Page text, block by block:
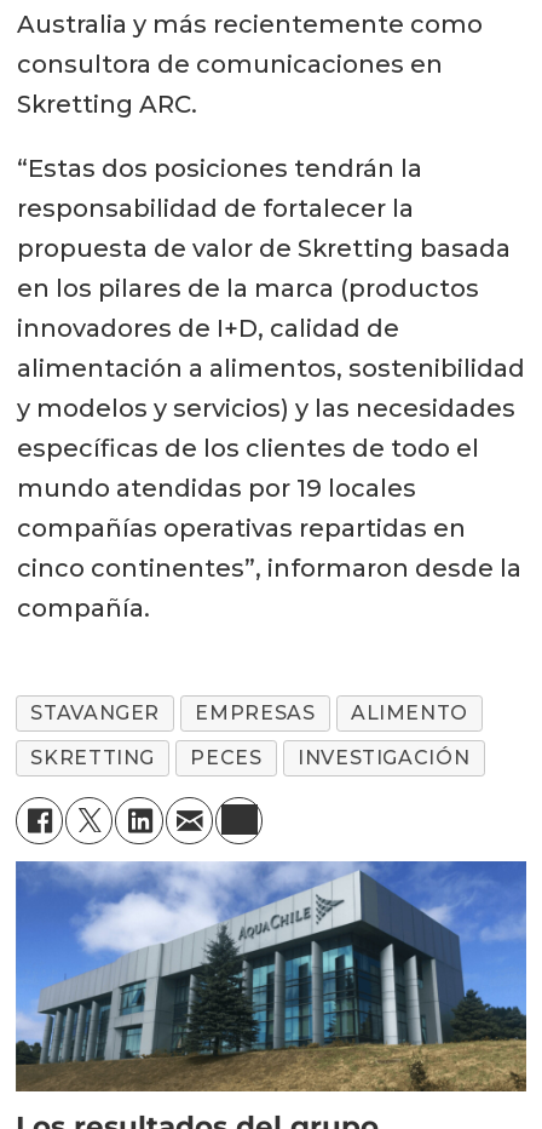
Australia y más recientemente como
consultora de comunicaciones en
Skretting ARC.
“Estas dos posiciones tendrán la
responsabilidad de fortalecer la
propuesta de valor de Skretting basada
en los pilares de la marca (productos
innovadores de I+D, calidad de
alimentación a alimentos, sostenibilidad
y modelos y servicios) y las necesidades
específicas de los clientes de todo el
mundo atendidas por 19 locales
compañías operativas repartidas en
cinco continentes”, informaron desde la
compañía.
STAVANGER EMPRESAS
ALIMENTO
SKRETTING
PECES INVESTIGACIÓN